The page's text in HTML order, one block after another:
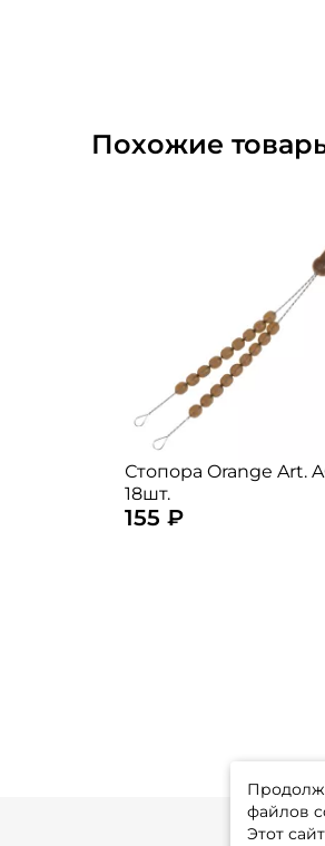
Похожие
Стопора Orange Art.
18шт.
155 ₽
файлов
Этот